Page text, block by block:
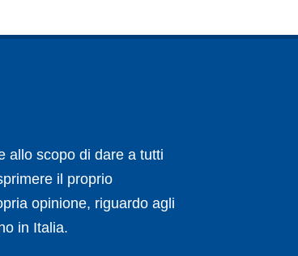
allo scopo di dare a tutti
il proprio
opinione, riguardo agli
in Italia.